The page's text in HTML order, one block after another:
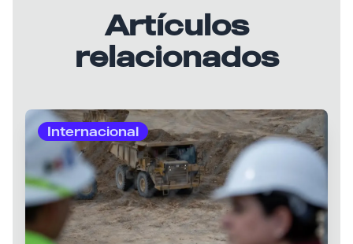
Artículos
relacionados
Internacional